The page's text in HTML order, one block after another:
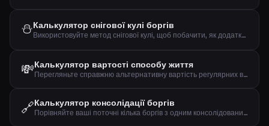
⛄Калькулятор снігової кулі боргів
Використовуйте метод снігової кулі, щоб побачити, як додаткові платежі прискорюють погашення боргів.
💸Калькулятор вартості способу життя
Перегляньте справжню альтернативну вартість регулярних витрат. Дізнайтеся, скільки б коштували ваші щомісячні витрати, якби їх інвестували.
🔗Калькулятор консолідації боргів
Порівняйте ваші поточні кілька боргів з одним консолідованим кредитом. Подивіться, скільки ви можете заощадити, об'єднавши під нижчу ставку.